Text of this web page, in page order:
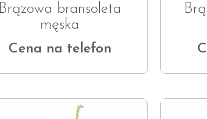
Brązowa bransoleta
męska
Cena na telefon